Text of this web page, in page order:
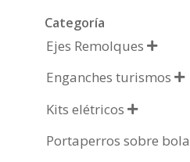
Categoría
Ejes Remolques 
Enganches turismos 
Kits elétricos 
Portaperros sobre bola